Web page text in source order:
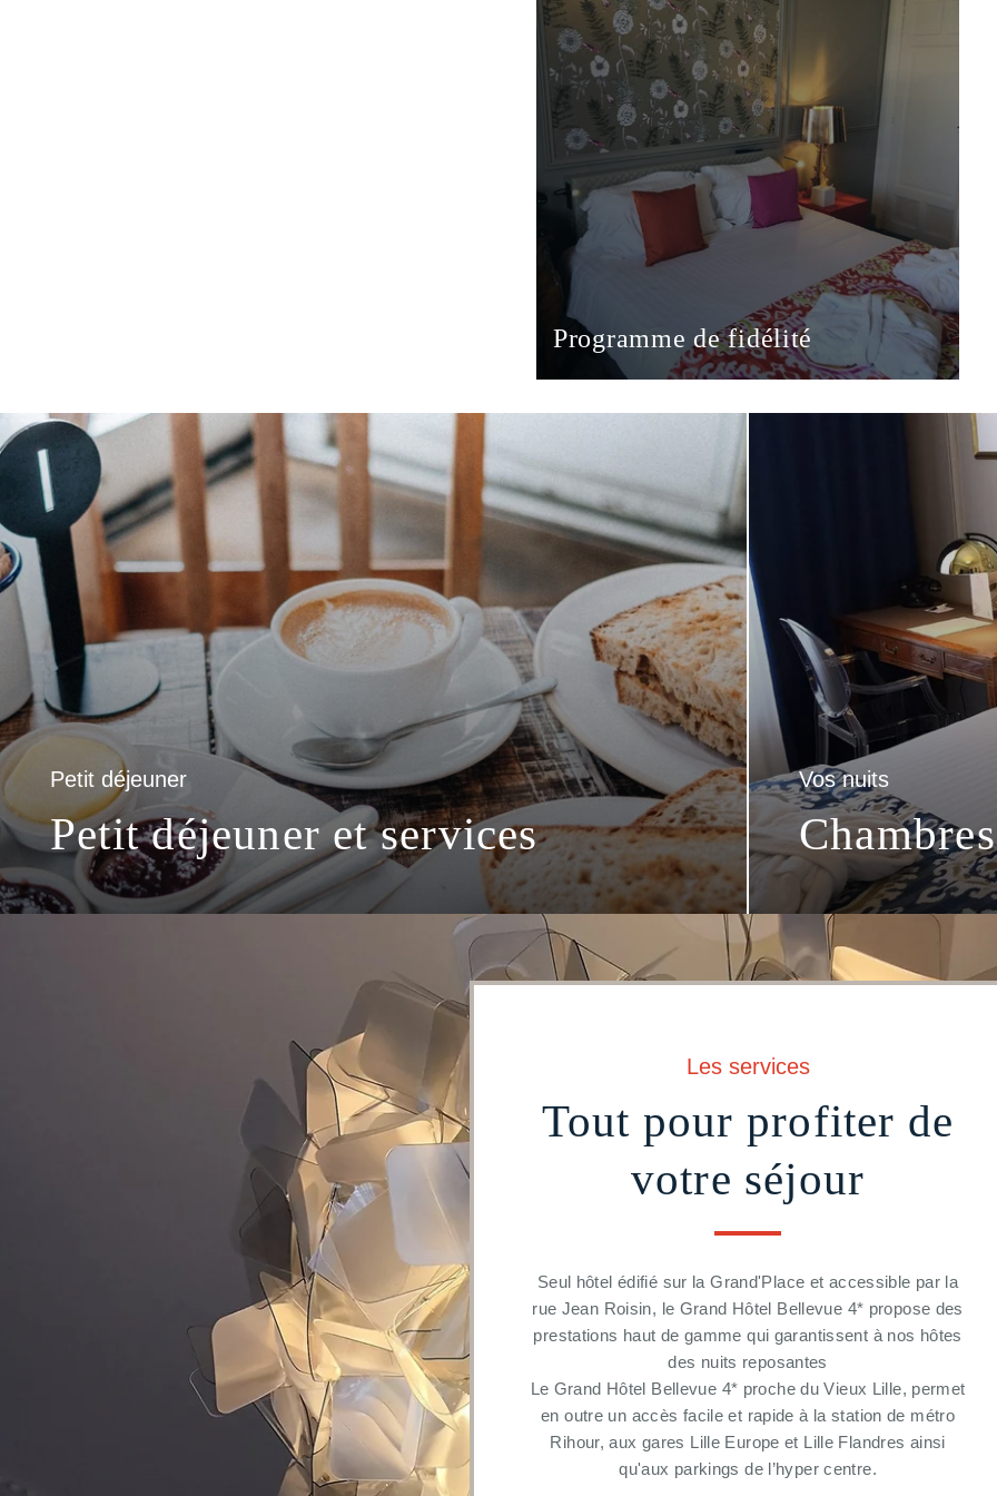
Programme de fidélité
Petit déjeuner
Petit déjeuner et services
Vos nuits
Chambres
Les services
Tout pour profiter de
votre séjour
Seul hôtel édifié sur la Grand'Place et accessible par la
rue Jean Roisin, le Grand Hôtel Bellevue 4* propose des
prestations haut de gamme qui garantissent à nos hôtes
des nuits reposantes
Le Grand Hôtel Bellevue 4* proche du Vieux Lille, permet
en outre un accès facile et rapide à la station de métro
Rihour, aux gares Lille Europe et Lille Flandres ainsi
qu'aux parkings de l’hyper centre.
OFFRES & ACTUS
AUTOUR DE L'HÔTEL
CONTACT & ACCÈS